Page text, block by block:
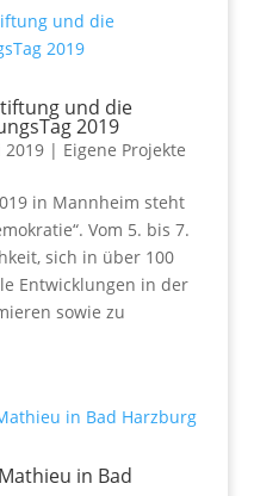
und die
2019
2019| Eigene Projekte
in Mannheim steht
Vom 5. bis 7.
sich in über 100
Entwicklungen in der
sowie zu
in Bad